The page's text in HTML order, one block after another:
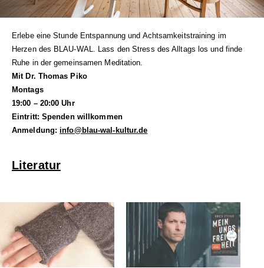
Erlebe eine Stunde Entspannung und Achtsamkeitstraining im
Herzen des BLAU-WAL. Lass den Stress des Alltags los und finde
Ruhe in der gemeinsamen Meditation. ​
Mit Dr. Thomas Piko
Montags
19:00 – 20:00 Uhr
Eintritt: Spenden willkommen
Anmeldung:info@blau-wal-kultur.de
Literatur